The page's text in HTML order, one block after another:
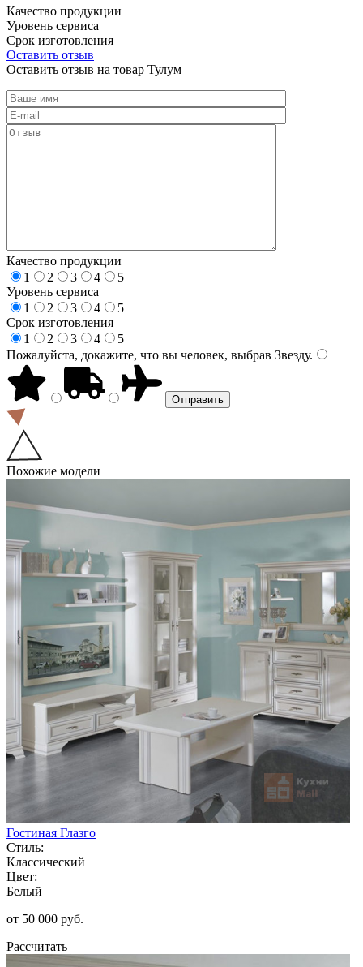
Качество продукции
Уровень сервиса
Срок изготовления
Оставить отзыв
Оставить отзыв на товар Тулум
Качество продукции
1
2 3 4
5
Уровень сервиса
1
2 3 4
5
Срок изготовления
1
2 3 4
5
Пожалуйста, докажите, что вы человек, выбрав Звезду.
Похожие модели
Гостиная Глазго
Стиль:
Классический
Цвет:
Белый
от 50 000 руб.
Рассчитать